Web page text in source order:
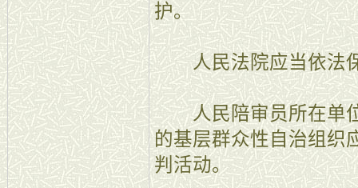
护。
人民法院应当依法保
人民陪审员所在单位
的基层群众性自治组织
判活动。